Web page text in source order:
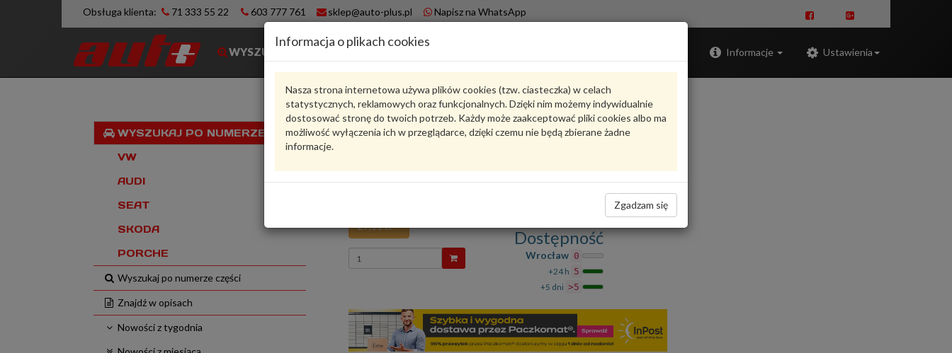
Obsługa klienta: 71 333 55 22 603 777 761 sklep@auto-plus.pl Napisz na WhatsApp
WYSZUKIWARKA Informacje Ustawienia
Informacja o plikach cookies
Nasza strona internetowa używa plików cookies (tzw. ciasteczka) w celach
statystycznych, reklamowych oraz funkcjonalnych. Dzięki nim możemy indywidualnie
dostosować stronę do twoich potrzeb. Każdy może zaakceptować pliki cookies albo ma
możliwość wyłączenia ich w przeglądarce, dzięki czemu nie będą zbierane żadne
informacje.
Zgadzam się
WYSZUKAJ PO NUMERZE VIN
VW
AUDI
SEAT
SKODA
PORCHE
Wyszukaj po numerze części
Znajdź w opisach
Nowości z tygodnia
Karta produktu
VAG - produkt oryginalny VW AUDI SEAT SKODA
27,11 zł
Wprowadź
ilość
Dostępność
Wrocław 0
+24 h 5
+5 dni >5